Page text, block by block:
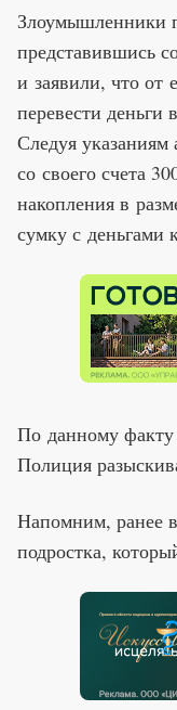
Злоумышленники
представившись
и заявили, что от
перевести деньги
Следуя указаниям
со своего счета
накопления в
сумку с деньгами
По данному факту
Полиция
Напомним, ранее
подростка,